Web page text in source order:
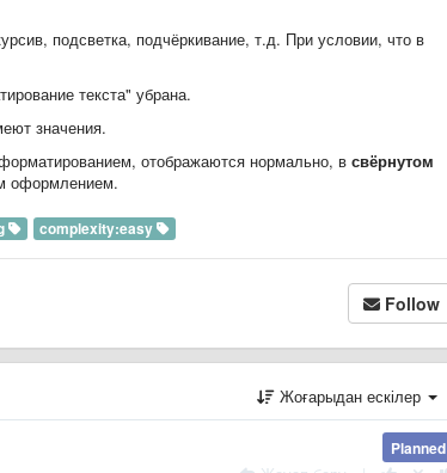
подсветка, подчёркивание, т.д. При условии, что в
текста" убрана.
значения.
отображаются нормально, в свёрнутом
оформлением.
complexity:easy
Follow
Жоғарыдан ескілер
Planned